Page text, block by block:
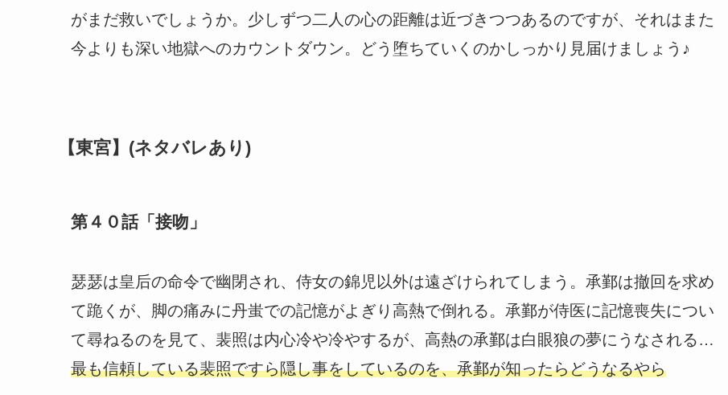
がまだ救いでしょうか。少しずつ二人の心の距離は近づきつつあるのですが、それはまた
今よりも深い地獄へのカウントダウン。どう堕ちていくのかしっかり見届けましょう♪
【東宮】(ネタバレあり)
第４０話「接吻」
瑟瑟は皇后の命令で幽閉され、侍女の錦児以外は遠ざけられてしまう。承鄞は撤回を求め
て跪くが、脚の痛みに丹蚩での記憶がよぎり高熱で倒れる。承鄞が侍医に記憶喪失につい
て尋ねるのを見て、裴照は内心冷や冷やするが、高熱の承鄞は白眼狼の夢にうなされる…
最も信頼している裴照ですら隠し事をしているのを、承鄞が知ったらどうなるやら